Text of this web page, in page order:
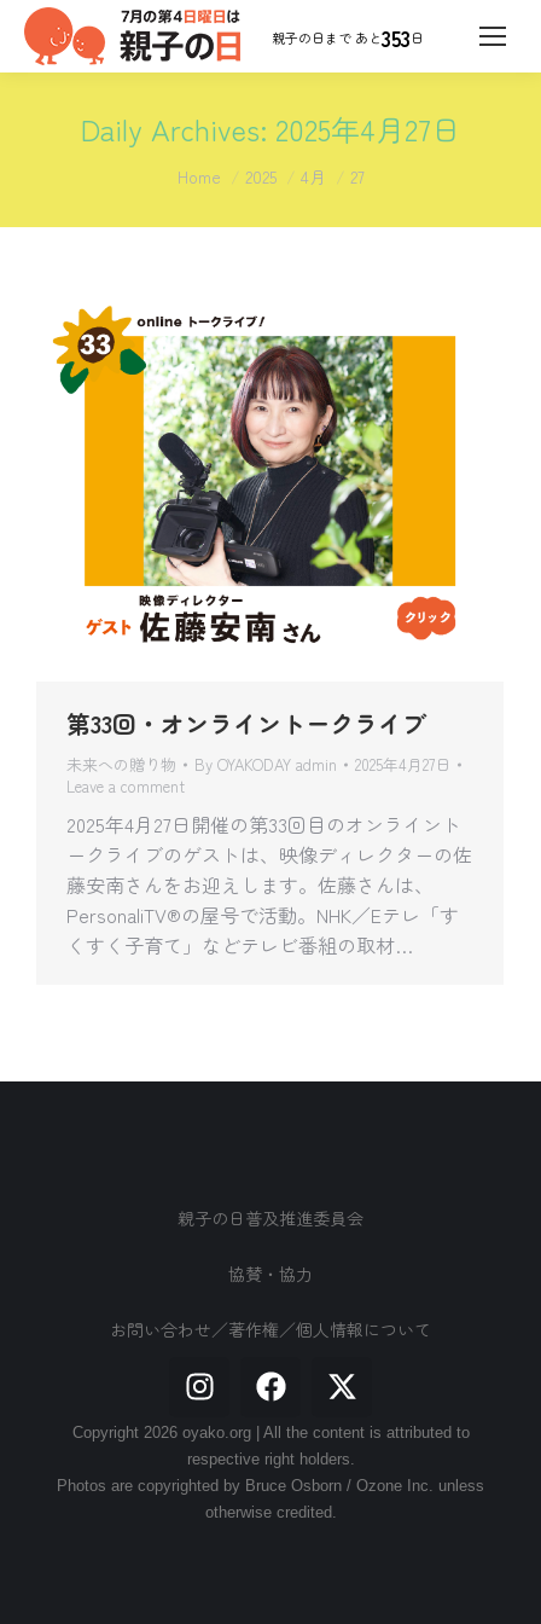
353日
Daily Archives: 2025年4月27日
You are here:
Home 2025 4月 27
第33回・オンライントークライブ
未来への贈り物 By OYAKODAY admin
2025年4月27日
Leave a comment
2025年4月27日開催の第33回目のオンライント
ークライブのゲストは、映像ディレクターの佐
藤安南さんをお迎えします。佐藤さんは、
PersonaliTV®の屋号で活動。NHK／Eテレ「す
くすく子育て」などテレビ番組の取材…
親子の日普及推進委員会
協賛・協力
お問い合わせ／著作権／個人情報について
Copyright 2026 oyako.org | All the content is attributed to
respective right holders.
Photos are copyrighted by Bruce Osborn / Ozone Inc. unless
otherwise credited.